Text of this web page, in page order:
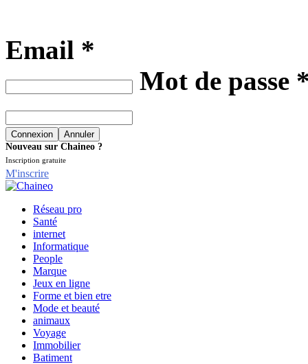
Email *
Mot de passe
Nouveau sur Chaineo ?
Inscription gratuite
M'inscrire
Réseau pro
Santé
internet
Informatique
People
Marque
Jeux en ligne
Forme et bien etre
Mode et beauté
animaux
Voyage
Immobilier
Batiment